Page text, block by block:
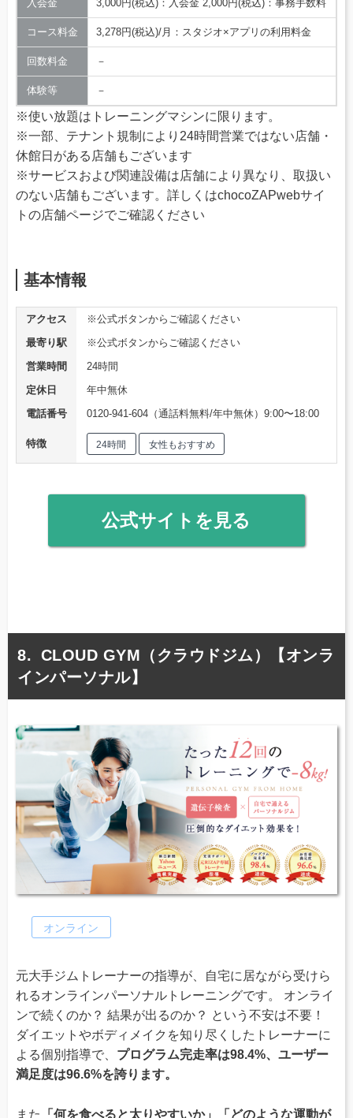
入会金 3,000円(税込)：入会金 2,000円(税込)：事務手数料
コース料金 3,278円(税込)/月：スタジオ×アプリの利用料金
回数料金 －
体験等 －
※使い放題はトレーニングマシンに限ります。
※一部、テナント規制により24時間営業ではない店舗・
休館日がある店舗もございます
※サービスおよび関連設備は店舗により異なり、取扱い
のない店舗もございます。詳しくはchocoZAPwebサイ
トの店舗ページでご確認ください
基本情報
アクセス
※公式ボタンからご確認ください
最寄り駅
※公式ボタンからご確認ください
営業時間
24時間
定休日
年中無休
電話番号
0120-941-604（通話料無料/年中無休）9:00〜18:00
特徴 24時間 女性もおすすめ
公式サイトを見る
CLOUD GYM（クラウドジム）【オンラ
インパーソナル】
オンライン
元大手ジムトレーナーの指導が、自宅に居ながら受けら
れるオンラインパーソナルトレーニングです。 オンライ
ンで続くのか？ 結果が出るのか？ という不安は不要！
ダイエットやボディメイクを知り尽くしたトレーナーに
よる個別指導で、 プログラム完走率は98.4%、ユーザー
満足度は96.6%を誇ります。
また 「何を食べると太りやすいか」「どのような運動が